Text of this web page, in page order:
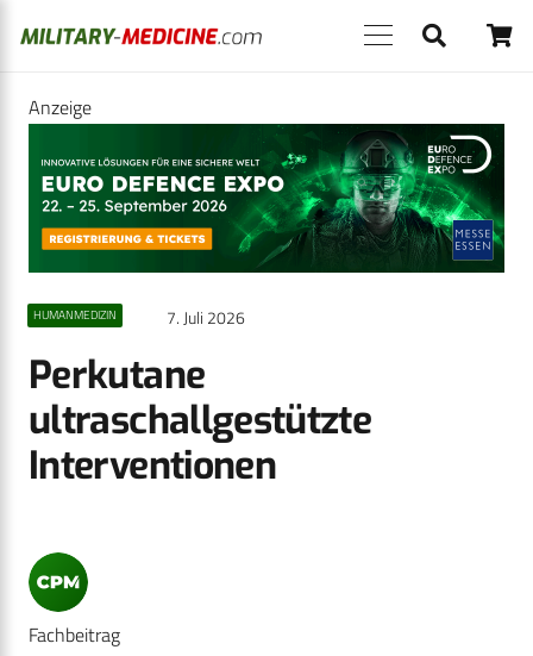
Anzeige
HUMANMEDIZIN 7. Juli 2026
Perkutane
ultraschallgestützte
Interventionen
Fachbeitrag